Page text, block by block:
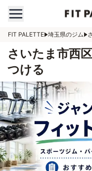
FIT PALETTE 埼玉県のジム
さいたま市西
つける